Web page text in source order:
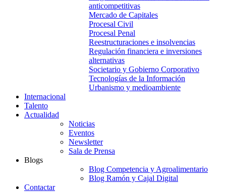
anticompetitivas
Mercado de Capitales
Procesal Civil
Procesal Penal
Reestructuraciones e insolvencias
Regulación financiera e inversiones
alternativas
Societario y Gobierno Corporativo
Tecnologías de la Información
Urbanismo y medioambiente
Internacional
Talento
Actualidad
Noticias
Eventos
Newsletter
Sala de Prensa
Blogs
Blog Competencia y Agroalimentario
Blog Ramón y Cajal Digital
Contactar